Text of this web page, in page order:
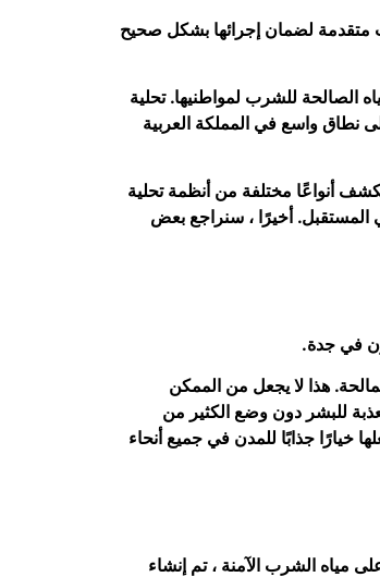
متقدمة لضمان إجرائها بشكل صحيح
الصالحة للشرب لمواطنيها. تحلية
نطاق واسع في المملكة العربية
أنواعًا مختلفة من أنظمة تحلية
المستقبل. أخيرًا ، سنراجع بعض
في جدة.
هذا لا يجعل من الممكن
للبشر دون وضع الكثير من
خيارًا جذابًا للمدن في جميع أنحاء
مياه الشرب الآمنة ، تم إنشاء